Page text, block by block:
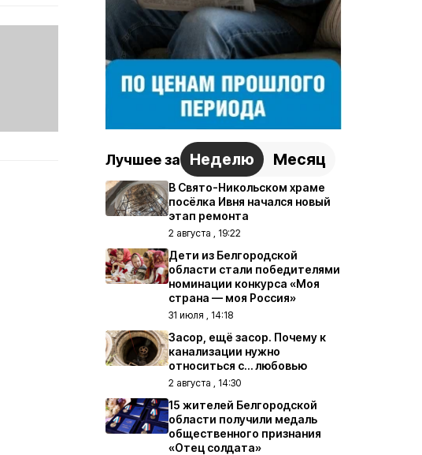
Лучшее за Неделю Месяц
В Свято-Никольском храме
посёлка Ивня начался новый
этап ремонта
2 августа , 19:22
Дети из Белгородской
области стали победителями
номинации конкурса «Моя
страна — моя Россия»
31 июля , 14:18
Засор, ещё засор. Почему к
канализации нужно
относиться с… любовью
2 августа , 14:30
15 жителей Белгородской
области получили медаль
общественного признания
«Отец солдата»